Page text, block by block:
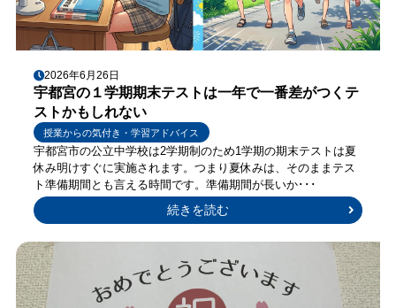
2026年6月26日
宇都宮の１学期期末テストは一年で一番差がつくテ
ストかもしれない
宇都宮市の公立中学校は2学期制のため1学期の期末テストは夏
休み明けすぐに実施されます。つまり夏休みは、そのままテス
ト準備期間とも言える時間です。準備期間が長いか･･･
授業からの気付き・学習アドバイス
続きを読む